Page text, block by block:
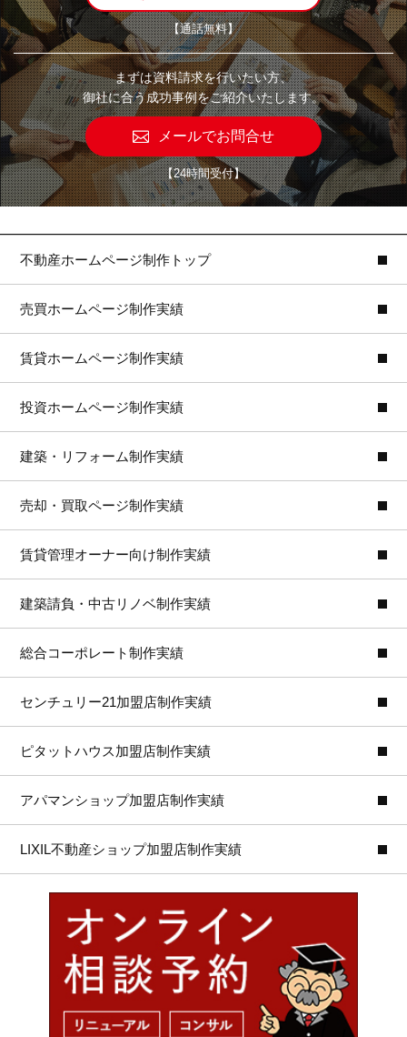
【通話無料】
まずは資料請求を行いたい方、
御社に合う成功事例をご紹介いたします。
メールでお問合せ
【24時間受付】
不動産ホームページ制作トップ
売買ホームページ制作実績
賃貸ホームページ制作実績
投資ホームページ制作実績
建築・リフォーム制作実績
売却・買取ページ制作実績
賃貸管理オーナー向け制作実績
建築請負・中古リノベ制作実績
総合コーポレート制作実績
センチュリー21加盟店制作実績
ピタットハウス加盟店制作実績
アパマンショップ加盟店制作実績
LIXIL不動産ショップ加盟店制作実績